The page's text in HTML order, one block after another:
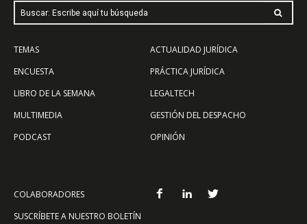
Buscar: Escribe aquí tu búsqueda
TEMAS
ENCUESTA
LIBRO DE LA SEMANA
MULTIMEDIA
PODCAST
ACTUALIDAD JURÍDICA
PRÁCTICA JURÍDICA
LEGALTECH
GESTIÓN DEL DESPACHO
OPINIÓN
COLABORADORES
SUSCRÍBETE A NUESTRO BOLETÍN